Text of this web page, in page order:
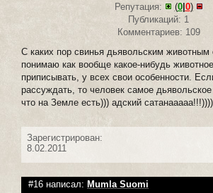
Репутация:
(0|0)
Публикаций: 1
Комментариев: 109
С каких пор свинья дьявольским животным
понимаю как вообще какое-нибудь
приписывать, у всех свои особенности.
рассуждать, то человек самое дьявольское
что на Земле есть))) адский сатанааааа!!!))))
Зарегистрирован:
8.02.2011
#16 написал: Mumla Suomi